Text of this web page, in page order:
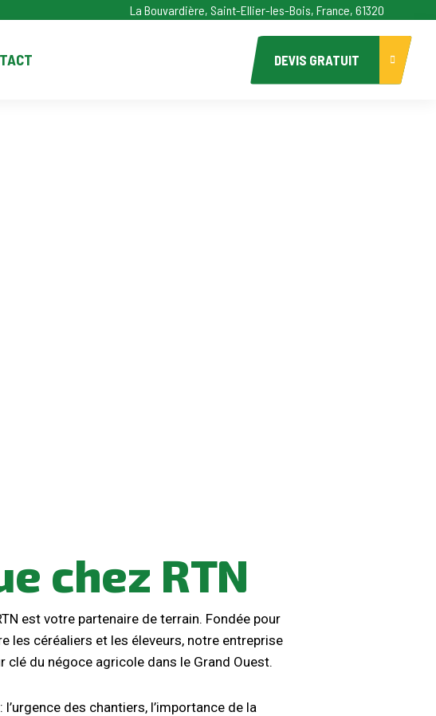
La Bouvardière, Saint-Ellier-les-Bois, France, 61320
DEVIS GRATUIT
chez RTN
est votre partenaire de terrain. Fondée pour
les céréaliers et les éleveurs, notre entreprise
clé du négoce agricole dans le Grand Ouest.
des chantiers, l’importance de la